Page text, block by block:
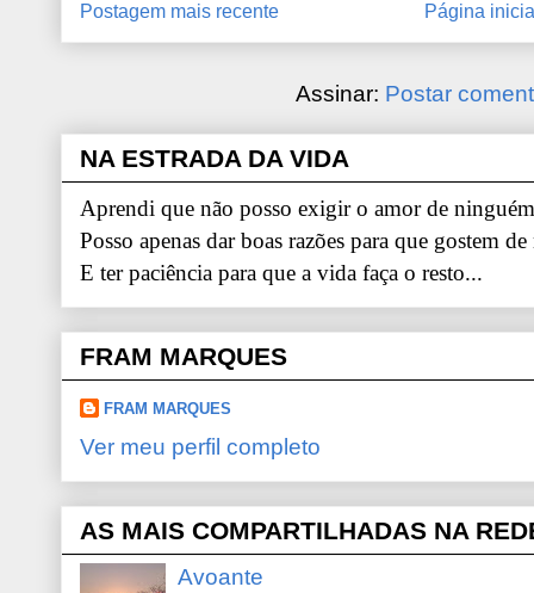
Postagem mais recente Página
Assinar: Postar
NA ESTRADA DA VIDA
Aprendi que não posso exigir o amor de
Posso apenas dar boas razões para que gostem
E ter paciência para que a vida faça o resto...
FRAM MARQUES
FRAM MARQUES
Ver meu perfil completo
AS MAIS COMPARTILHADAS NA
Avoante